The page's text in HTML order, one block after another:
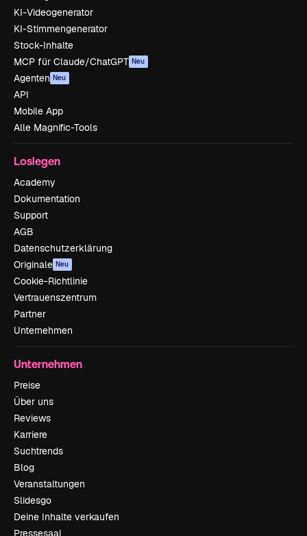
KI-Videogenerator
KI-Stimmengenerator
Stock-Inhalte
MCP für Claude/ChatGPT Neu
Agenten Neu
API
Mobile App
Alle Magnific-Tools
Loslegen
Academy
Dokumentation
Support
AGB
Datenschutzerklärung
Originale Neu
Cookie-Richtlinie
Vertrauenszentrum
Partner
Unternehmen
Unternehmen
Preise
Über uns
Reviews
Karriere
Suchtrends
Blog
Veranstaltungen
Slidesgo
Deine Inhalte verkaufen
Pressesaal